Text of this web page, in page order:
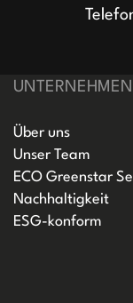
UNTERNEHMEN
Über uns
Unser Team
ECO Greenstar
Nachhaltigkeit
ESG-konform